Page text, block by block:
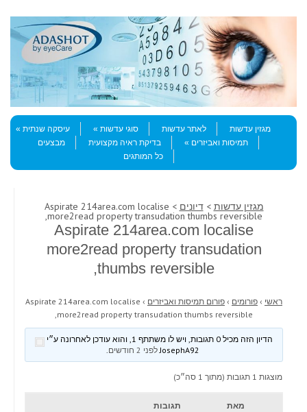
Menu
Skip to content
מגזין עדשות
לאתר עדשות סוגי עדשות
עיסקה שנתית
תמיסות ואביזרים
בדיקת ראיה מקצועית
מבצעים
כל המותגים
מגזין עדשות >דיונים > Aspirate 214area.com localise
more2read property transudation thumbs reversible,
Aspirate 214area.com localise
more2read property transudation
thumbs reversible,
ראשי › פורומים › פורום תמיסות ואביזרים ›
Aspirate 214area.com localise
more2read property transudation thumbs reversible,
הדיון הזה מכיל 0 תגובות, ויש לו משתתף 1, והוא עודכן לאחרונה ע״י
לפני 2 חודשים .
מוצגות 1 תגובות (מתוך 1 סה״כ)
מאת תגובות